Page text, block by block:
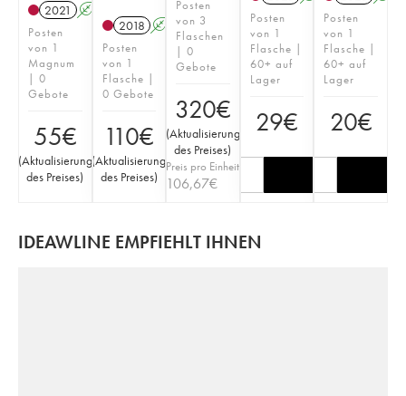
2021
A
Posten
von 1
Magnum
| 0
Gebote
55€
(Aktualisierung
des Preises)
2018 A K
Posten
von 1
Flasche |
0 Gebote
110€
(Aktualisierung
des Preises)
Posten
von 3
Flaschen
| 0
Gebote
320€
(Aktualisierung
des Preises)
Preis pro Einheit
106,67€
Posten
von 1
Flasche |
60+ auf
Lager
29€
Posten
von 1
Flasche |
60+ auf
Lager
20€
IDEAWLINE EMPFIEHLT IHNEN